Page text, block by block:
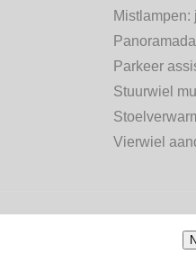
Mistlampen:
Parkeer
Stuurwiel
Vierwiel